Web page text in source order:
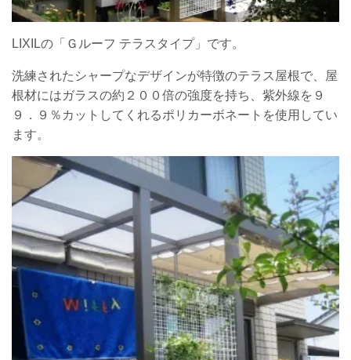
LIXILの「Ｇルーフ テラスタイプ」です。
洗練されたシャープなデザインが特徴のテラス屋根で、屋
根材にはガラスの約２００倍の強度を持ち、紫外線を９
９．９％カットしてくれるポリカーボネートを使用してい
ます。